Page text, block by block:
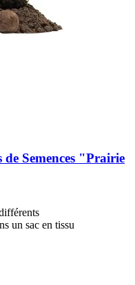
de Semences "Prairie
un sac en tissu